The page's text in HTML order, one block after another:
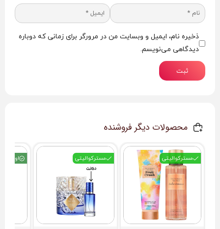
ذخیره نام، ایمیل و وبسایت من در مرورگر برای زمانی که دوباره
دیدگاهی می‌نویسم.
ثبت
محصولات دیگر فروشنده
مسترکوالیتی مسترکوالیتی اورجینال